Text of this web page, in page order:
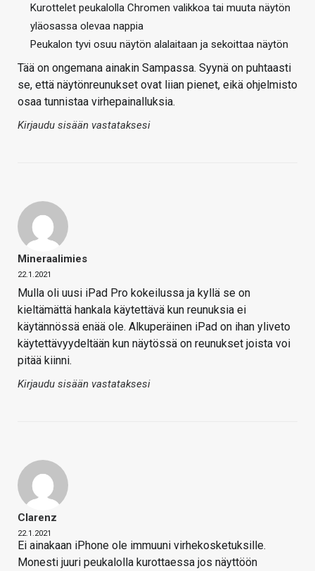
Kurottelet peukalolla Chromen valikkoa tai muuta näytön
yläosassa olevaa nappia
Peukalon tyvi osuu näytön alalaitaan ja sekoittaa näytön
Tää on ongemana ainakin Sampassa. Syynä on puhtaasti
se, että näytönreunukset ovat liian pienet, eikä ohjelmisto
osaa tunnistaa virhepainalluksia.
Kirjaudu sisään vastataksesi
Mineraalimies
22.1.2021
Mulla oli uusi iPad Pro kokeilussa ja kyllä se on
kieltämättä hankala käytettävä kun reunuksia ei
käytännössä enää ole. Alkuperäinen iPad on ihan yliveto
käytettävyydeltään kun näytössä on reunukset joista voi
pitää kiinni.
Kirjaudu sisään vastataksesi
Clarenz
22.1.2021
Ei ainakaan iPhone ole immuuni virhekosketuksille.
Monesti juuri peukalolla kurottaessa jos näyttöön